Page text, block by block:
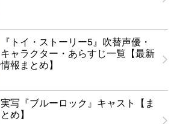
『トイ・ストーリー5』吹替声優・
キャラクター・あらすじ一覧【最新
情報まとめ】
実写『ブルーロック』キャスト【ま
とめ】